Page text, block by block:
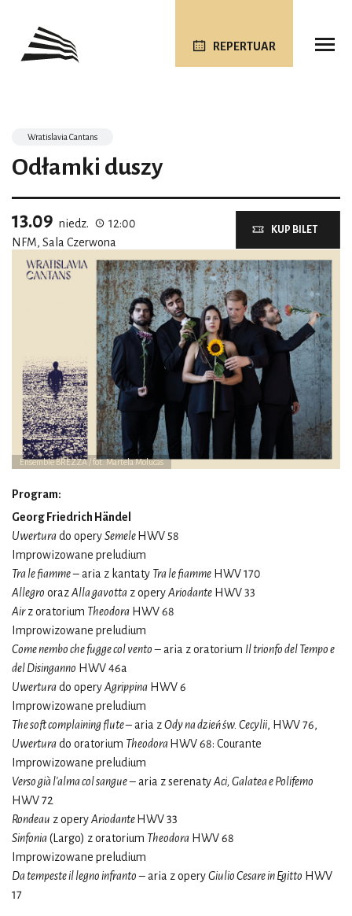
REPERTUAR
Ensemble BREZZA / fot. Martela Molucas
Wratislavia Cantans
Odłamki duszy
13.09 niedz.
12:00
NFM, Sala Czerwona
KUP BILET
Program:
Georg Friedrich Händel
Uwerturado operySemele HWV 58
Improwizowane preludium
Tra le fiamme– aria z kantaty Tra le fiamme HWV 170
Allegro orazAlla gavotta z operyAriodante HWV 33
Airz oratorium Theodora HWV 68
Improwizowane preludium
Come nembo che fugge col vento– aria z oratorium Il trionfo del Tempo e
del Disinganno HWV 46a
Uwerturado operyAgrippina HWV 6
Improwizowane preludium
The soft complaining flute– aria zOdy na dzień św. Cecylii, HWV 76,
Uwerturado oratorium Theodora HWV 68: Courante
Improwizowane preludium
Verso già l'alma col sangue– aria z serenatyAci, Galatea e Polifemo
HWV 72
Rondeau z operyAriodante HWV 33
Sinfonia(Largo) z oratorium Theodora HWV 68
Improwizowane preludium
Da tempeste il legno infranto– aria z operyGiulio Cesare in Egitto HWV
17